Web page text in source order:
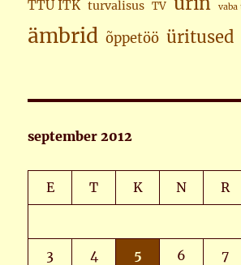
TTÜ ITK turvalisus TV vaba
ämbrid õppetöö üritused
september 2012
E T K N R
3 4 5 6 7